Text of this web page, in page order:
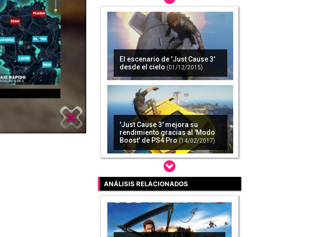
El escenario de 'Just Cause 3'
desde el cielo (01/12/2015)
'Just Cause 3' mejora su
rendimiento gracias al 'Modo
Boost' de PS4 Pro (14/02/2017)
Así es 'Just Cause 3' gameplay
comentado (01/12/2015)
ANÁLISIS RELACIONADOS